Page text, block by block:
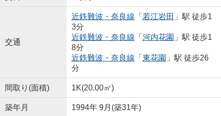
交通
近鉄難波・奈良線 「 若江岩田 」駅 徒歩1
3分
近鉄難波・奈良線 「 河内花園 」駅 徒歩1
8分
近鉄難波・奈良線 「 東花園 」駅 徒歩26
分
間取り(面積) 1K(20.00㎡)
築年月 1994年 9月(築31年)